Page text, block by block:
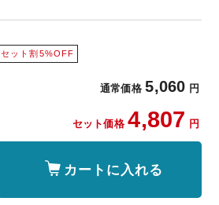
セット割5%OFF
通常価格5,060 円
セット価格4,807 円
カートに入れる